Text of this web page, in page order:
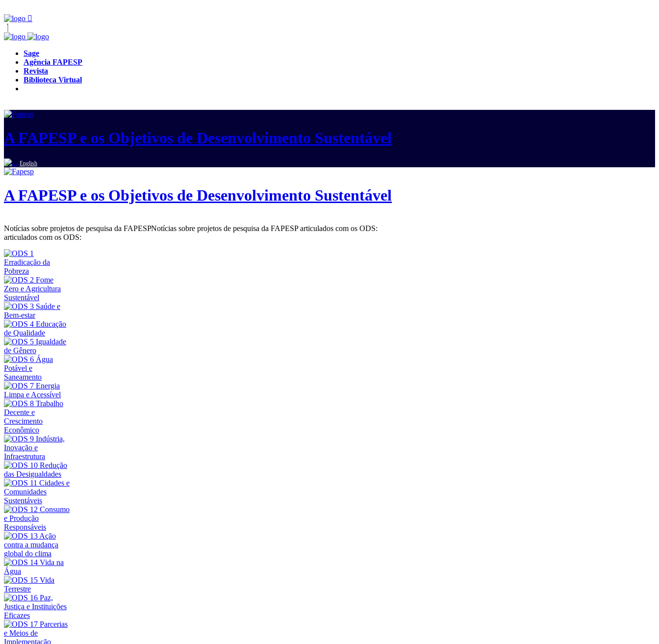
Sage
Agência FAPESP
Revista
Biblioteca Virtual
A FAPESP e os Objetivos de Desenvolvimento Sustentável
English
A FAPESP e os Objetivos de Desenvolvimento Sustentável
Notícias sobre projetos de pesquisa da FAPESP
articulados com os ODS:
Notícias sobre projetos de pesquisa da FAPESP articulados com os ODS: